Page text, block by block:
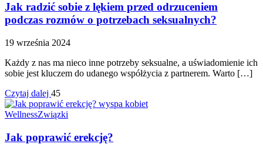
Jak radzić sobie z lękiem przed odrzuceniem
podczas rozmów o potrzebach seksualnych?
19 września 2024
Każdy z nas ma nieco inne potrzeby seksualne, a uświadomienie ich
sobie jest kluczem do udanego współżycia z partnerem. Warto […]
Czytaj dalej 45
WellnessZwiązki
Jak poprawić erekcję?